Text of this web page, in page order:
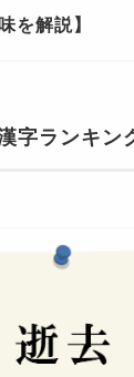
を解説】
字ランキ